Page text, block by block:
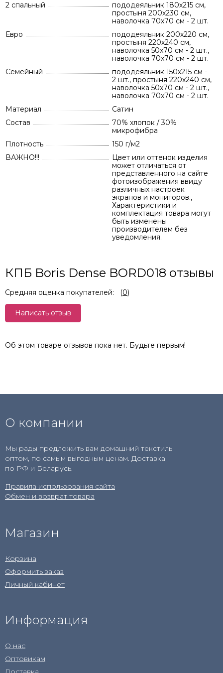
2 спальный
пододеяльник 180х215 см,
простыня 200х230 см,
наволочка 70х70 см - 2 шт.
Евро
пододеяльник 200х220 см,
простыня 220х240 см,
наволочка 50х70 см - 2 шт.,
наволочка 70х70 см - 2 шт.
Семейный
пододеяльник 150х215 см -
2 шт., простыня 220х240 см,
наволочка 50х70 см - 2 шт.,
наволочка 70х70 см - 2 шт.
Материал
Сатин
Состав
70% хлопок / 30%
микрофибра
Плотность
150 г/м2
ВАЖНО!!!
Цвет или оттенок изделия
может отличаться от
представленного на сайте
фотоизображения ввиду
различных настроек
экранов и мониторов.,
Характеристики и
комплектация товара могут
быть изменены
производителем без
уведомления.
КПБ Boris Dense BORD018 отзывы
Средняя оценка покупателей: (0)
Написать отзыв
Об этом товаре отзывов пока нет. Будьте первым!
О компании
Мы рады предложить вам домашний текстиль
оптом, по самым выгодным ценам. Доставка
по РФ и Беларусь.
Правила использования сайта
Обмен и возврат товара
Магазин
Корзина
Оформить заказ
Личный кабинет
Информация
О нас
Оптовикам